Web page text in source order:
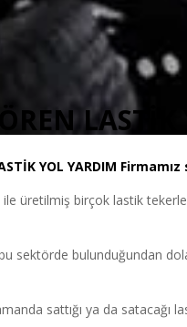
LASTİK
YOL YARDIM
üretilmiş birçok lastik
bu sektörde bulunduğundan
sattığı ya da satacağı